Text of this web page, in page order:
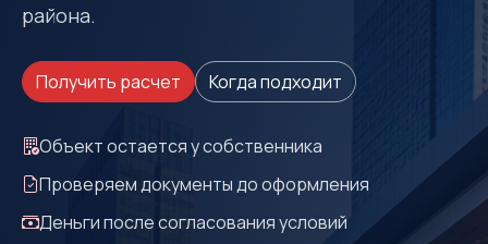
района.
Получить расчет Когда подходит
Объект остается у собственника
Проверяем документы до оформления
Деньги после согласования условий